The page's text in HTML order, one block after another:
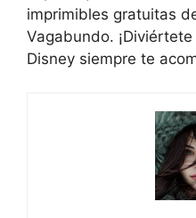
imprimibles gratuitas
Vagabundo.
Disney siempre te